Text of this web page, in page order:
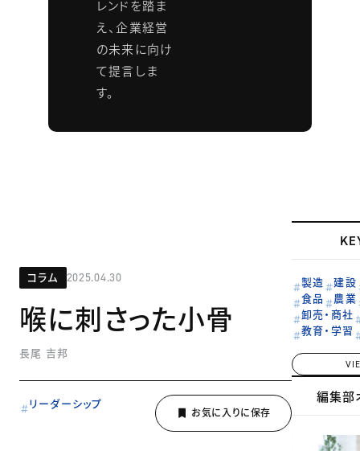
レンドを踏ま
え、企業経営
の未来に向け
て提言しま
す。
コラム 2025.04.30
喉に刺さった小骨
長尾 吉邦
リーダーシップ
製造
建設
食品
農業
卸売・商社
教育・学習
編集部